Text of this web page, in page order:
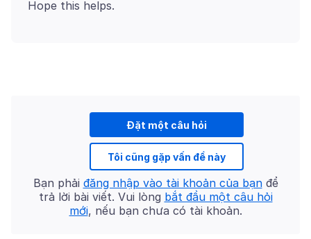
Đặt một câu hỏi
Tôi cũng gặp vấn đề này
Bạn phải đăng nhập vào tài khoản của bạnđể
trả lời bài viết. Vui lòng bắt đầu một câu hỏi
mới, nếu bạn chưa có tài khoản.